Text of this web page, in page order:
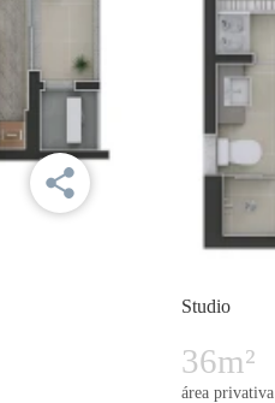
Studio
36m²
área privativa